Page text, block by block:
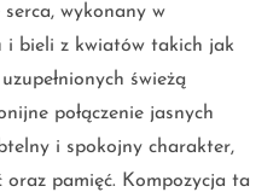
serca, wykonany w
i bieli z kwiatów takich jak
świeżą
połączenie jasnych
i spokojny charakter,
oraz pamięć. Kompozycja ta